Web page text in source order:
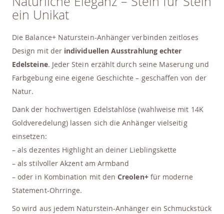
ein Unikat
Die Balance+ Naturstein-Anhänger verbinden zeitloses
Design mit der individuellen Ausstrahlung echter
Edelsteine. Jeder Stein erzählt durch seine Maserung und
Farbgebung eine eigene Geschichte – geschaffen von der
Natur.
Dank der hochwertigen Edelstahlöse (wahlweise mit 14K
Goldveredelung) lassen sich die Anhänger vielseitig
einsetzen:
– als dezentes Highlight an deiner Lieblingskette
– als stilvoller Akzent am Armband
– oder in Kombination mit denCreolen+für moderne
Statement-Ohrringe.
So wird aus jedem Naturstein-Anhänger ein Schmuckstück